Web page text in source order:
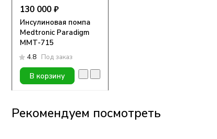
130 000 ₽
Инсулиновая помпа
Medtronic Paradigm
MMТ-715
4.8 Под заказ
В корзину
Рекомендуем посмотреть